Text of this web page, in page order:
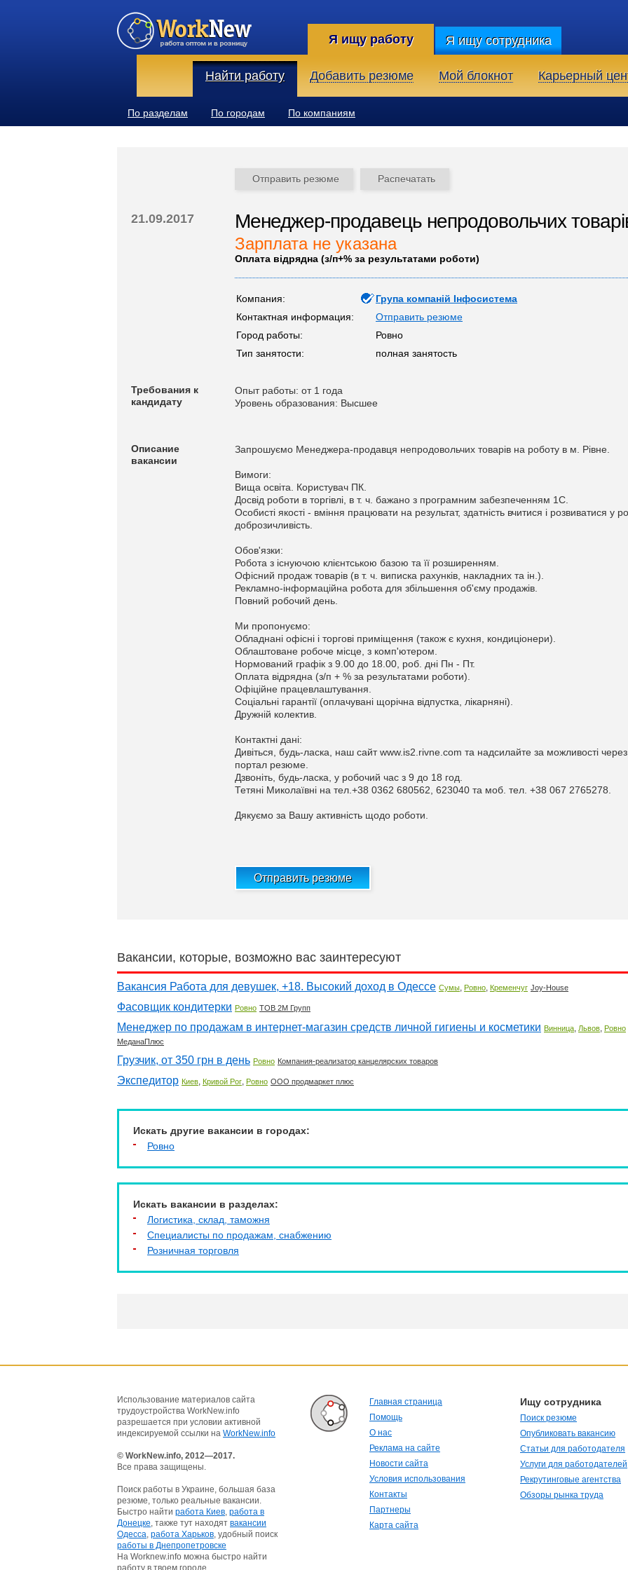
Я ищу работу Я ищу сотрудника
Найти работу Добавить резюме Мой блокнот Карьерный
По разделам По городам По компаниям
Отправить резюме Распечатать
21.09.2017 Менеджер-продавець непродовольчих
Зарплата не указана
Оплата відрядна (з/п+% за результатами роботи)
Компания:
Група компаній Інфосистема
Контактная информация:
Отправить резюме
Город работы:
Ровно
Тип занятости:
полная занятость
Требования к
кандидату
Опыт работы: от 1 года
Уровень образования: Высшее
Описание
вакансии
Запрошуємо Менеджера-продавця непродовольчих товарів на роботу в м. Рівне.
Вимоги:
Вища освіта. Користувач ПК.
Досвід роботи в торгівлі, в т. ч. бажано з програмним забезпеченням 1С.
Особисті якості - вміння працювати на результат, здатність вчитися і розвиватися у
доброзичливість.
Обов'язки:
Робота з існуючою клієнтською базою та її розширенням.
Офісний продаж товарів (в т. ч. виписка рахунків, накладних та ін.).
Рекламно-інформаційна робота для збільшення об'єму продажів.
Повний робочий день.
Ми пропонуємо:
Обладнані офісні і торгові приміщення (також є кухня, кондиціонери).
Облаштоване робоче місце, з комп'ютером.
Нормований графік з 9.00 до 18.00, роб. дні Пн - Пт.
Оплата відрядна (з/п + % за результатами роботи).
Офіційне працевлаштування.
Соціальні гарантії (оплачувані щорічна відпустка, лікарняні).
Дружній колектив.
Контактні дані:
Дивіться, будь-ласка, наш сайт www.is2.rivne.com та надсилайте за можливості
портал резюме.
Дзвоніть, будь-ласка, у робочий час з 9 до 18 год.
Тетяні Миколаївні на тел.+38 0362 680562, 623040 та моб. тел. +38 067 2765278.
Дякуємо за Вашу активність щодо роботи.
Отправить резюме
Вакансии, которые, возможно вас заинтересуют
Вакансия Работа для девушек, +18. Высокий доход в Одессе Сумы, Ровно, Кременчуг Joy-House
Фасовщик кондитерки Ровно ТОВ 2М Групп
Менеджер по продажам в интернет-магазин средств личной гигиены и косметики Винница, Львов, Ровно
МеданаПлюс
Грузчик, от 350 грн в день Ровно Компания-реализатор канцелярских товаров
Экспедитор Киев, Кривой Рог, Ровно ООО продмаркет плюс
Искать другие вакансии в городах:
Ровно
Искать вакансии в разделах:
Логистика, склад, таможня
Специалисты по продажам, снабжению
Розничная торговля
Использование материалов сайта
трудоустройства WorkNew.info
разрешается при условии активной
индексируемой ссылки на WorkNew.info
© WorkNew.info, 2012—2017.
Все права защищены.
Поиск работы в Украине, большая база
резюме, только реальные вакансии.
Быстро найти работа Киев, работа в
Донецке, также тут находят вакансии
Одесса, работа Харьков, удобный поиск
работы в Днепропетровске
На Worknew.info можна быстро найти
работу в твоем городе.
Главная страница
Помощь
О нас
Реклама на сайте
Новости сайта
Условия использования
Контакты
Партнеры
Карта сайта
Ищу сотрудника
Поиск резюме
Опубликовать вакансию
Статьи для работодателя
Услуги для работодателей
Рекрутинговые агентства
Обзоры рынка труда